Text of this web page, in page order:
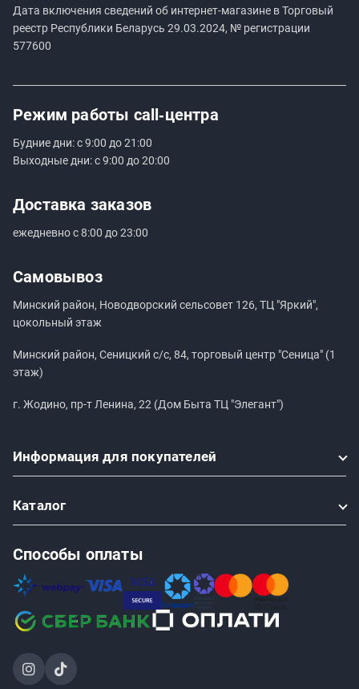
Дата включения сведений об интернет-магазине в Торговый
реестр Республики Беларусь 29.03.2024, № регистрации
577600
Режим работы call‑центра
Будние дни: с 9:00 до 21:00
Выходные дни: с 9:00 до 20:00
Доставка заказов
ежедневно с 8:00 до 23:00
Самовывоз
Минский район, Новодворский сельсовет 126, ТЦ "Яркий",
цокольный этаж
Минский район, Сеницкий с/с, 84, торговый центр "Сеница" (1
этаж)
г. Жодино, пр-т Ленина, 22 (Дом Быта ТЦ "Элегант")
Информация для покупателей
Каталог
Способы оплаты